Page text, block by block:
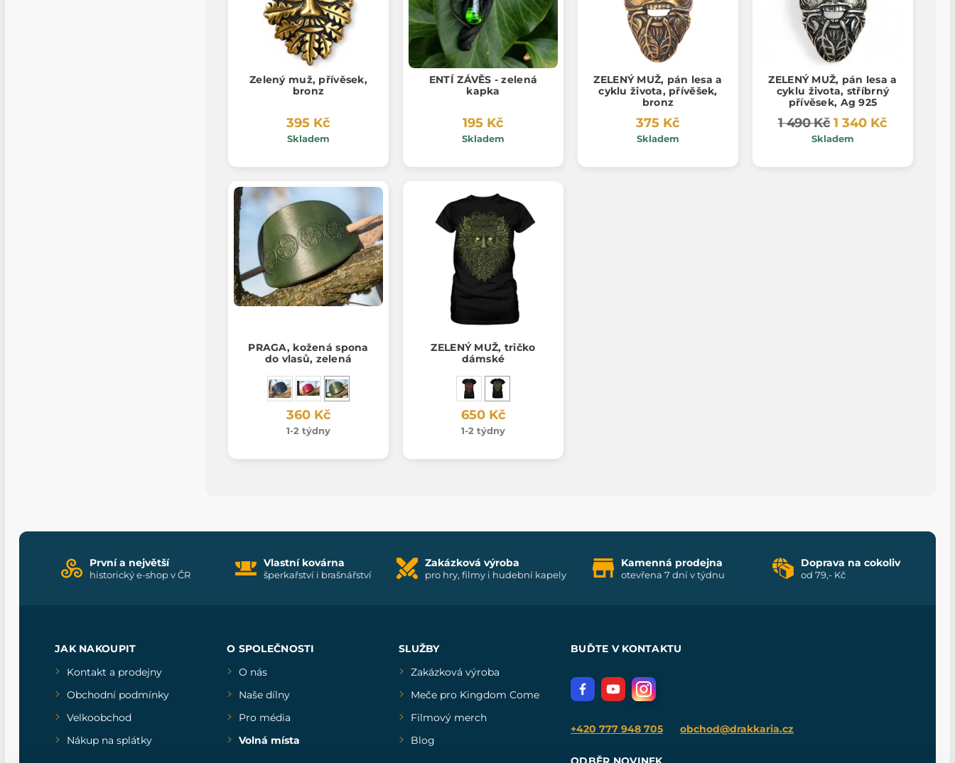
Zelený muž, přívěsek,
bronz
395 Kč
Skladem
ENTÍ ZÁVĚS - zelená
kapka
195 Kč
Skladem
ZELENÝ MUŽ, pán lesa a
cyklu života, přívěšek,
bronz
375 Kč
Skladem
ZELENÝ MUŽ, pán lesa a
cyklu života, stříbrný
přívěsek, Ag 925
1 490 Kč 1 340 Kč
Skladem
PRAGA, kožená spona
do vlasů, zelená
360 Kč
1-2 týdny
ZELENÝ MUŽ, tričko
dámské
650 Kč
1-2 týdny
První a největší
historický e-shop v ČR
Vlastní kovárna
šperkařství i brašnářství
Zakázková výroba
pro hry, filmy i hudební kapely
Kamenná prodejna
otevřena 7 dní v týdnu
Doprava na cokoliv
od 79,- Kč
JAK NAKOUPIT
Kontakt a prodejny
Obchodní podmínky
Velkoobchod
Nákup na splátky
O SPOLEČNOSTI
O nás
Naše dílny
Pro média
Volná místa
SLUŽBY
Zakázková výroba
Meče pro Kingdom Come
Filmový merch
Blog
BUĎTE V KONTAKTU
+420 777 948 705 obchod@drakkaria.cz